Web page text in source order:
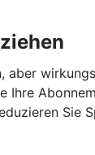
aber
Ihre
Sie